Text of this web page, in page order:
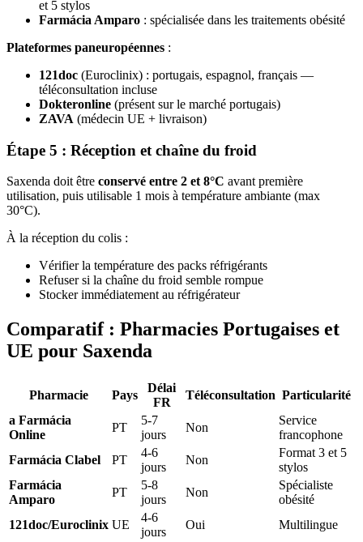
et 5 stylos
Farmácia Amparo : spécialisée dans les traitements obésité
Plateformes paneuropéennes :
121doc (Euroclinix) : portugais, espagnol, français —
téléconsultation incluse
Dokteronline (présent sur le marché portugais)
ZAVA (médecin UE + livraison)
Étape 5 : Réception et chaîne du froid
Saxenda doit être conservé entre 2 et 8°C avant première
utilisation, puis utilisable 1 mois à température ambiante (max
30°C).
À la réception du colis :
Vérifier la température des packs réfrigérants
Refuser si la chaîne du froid semble rompue
Stocker immédiatement au réfrigérateur
Comparatif : Pharmacies Portugaises et
UE pour Saxenda
Pharmacie Pays
Délai
FR
Téléconsultation Particularité
a Farmácia
Online
PT
5-7
jours
Non
Service
francophone
Farmácia Clabel
PT
4-6
jours
Non
Format 3 et 5
stylos
Farmácia
Amparo
PT
5-8
jours
Non
Spécialiste
obésité
121doc/Euroclinix UE
4-6
jours
Oui Multilingue